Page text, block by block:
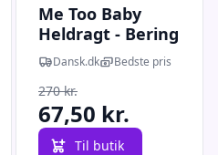
Me Too Baby
Heldragt - Bering
Sea - 68
Dansk.dk Bedste pris
270 kr.
67,50 kr.
Til butik